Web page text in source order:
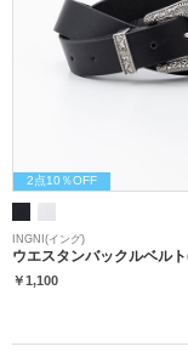
2点10％OFF
INGNI(イング)
ウエスタンバックルベル
￥1,100